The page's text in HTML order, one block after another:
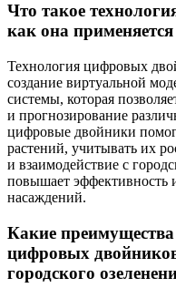
Что такое
как она применяется
Технология цифровых
создание виртуальной
системы, которая
и прогнозирование
цифровые двойники
растений, учитывать их
и взаимодействие с
повышает эффективность
насаждений.
Какие преимущества
цифровых
городского